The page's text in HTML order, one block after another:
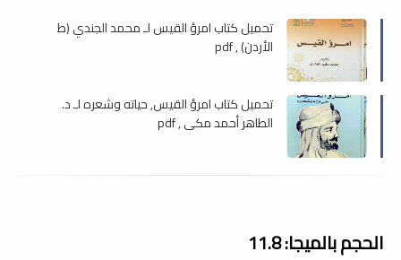
تحميل كتاب امرؤ القيس لـ محمد الجندي (ط
الأردن) , pdf
تحميل كتاب امرؤ القيس, حياته وشعره لـ د.
الطاهر أحمد مكي , pdf
الحجم بالميجا: 11.8